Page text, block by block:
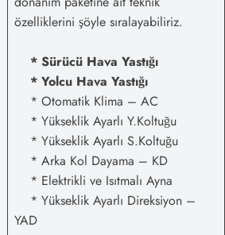
özelliklerini şöyle sıralayabiliriz.
* Sürücü Hava Yastığı
* Yolcu Hava Yastığı
* Otomatik Klima – AC
* Yükseklik Ayarlı Y.Koltuğu
* Yükseklik Ayarlı S.Koltuğu
* Arka Kol Dayama – KD
* Elektrikli ve Isıtmalı Ayna
* Yükseklik Ayarlı Direksiyon –
YAD